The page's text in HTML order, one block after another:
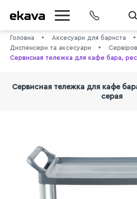
Головна
Аксесуари для бариста
Диспенсери та аксесуари
Сервисная тележка для кафе бара,
Сервисная тележка для кафе
серая